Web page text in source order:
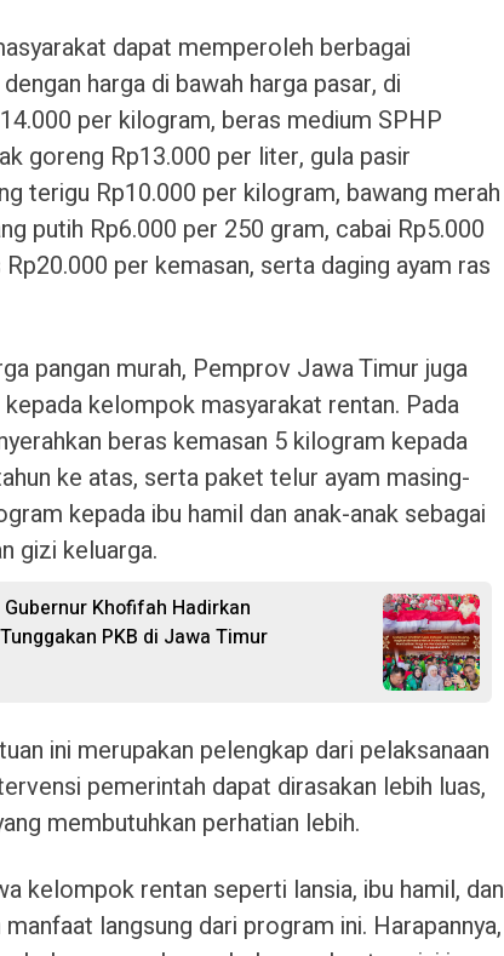
dapat memperoleh berbagai
harga di bawah harga pasar, di
per kilogram, beras medium SPHP
goreng Rp13.000 per liter, gula pasir
terigu Rp10.000 per kilogram, bawang merah
putih Rp6.000 per 250 gram, cabai Rp5.000
per kemasan, serta daging ayam ras
pangan murah, Pemprov Jawa Timur juga
kelompok masyarakat rentan. Pada
beras kemasan 5 kilogram kepada
ke atas, serta paket telur ayam masing-
kepada ibu hamil dan anak-anak sebagai
gizi keluarga.
Khofifah Hadirkan
PKB di Jawa Timur
ini merupakan pelengkap dari pelaksanaan
pemerintah dapat dirasakan lebih luas,
membutuhkan perhatian lebih.
kelompok rentan seperti lansia, ibu hamil, dan
langsung dari program ini. Harapannya,